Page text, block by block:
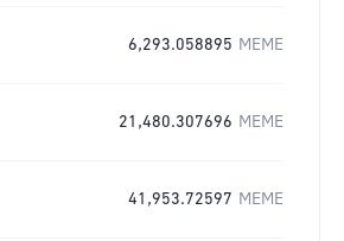
6,293.058895 MEME
21,480.307696 MEME
41,953.72597 MEME